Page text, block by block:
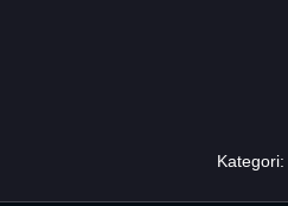
Kategori: